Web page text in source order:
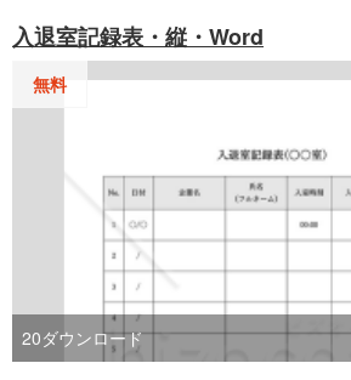
覚的に把握＞ 緊急度を設定することで
の優先順位を視覚的に確認でき、対
柔軟なカスタマイズ性＞ Excel形式で
ロジェクトやチームのニーズに合わせ
を自由に調整でき、タスクリストとし
入退室記録表・縦・Word
無料
20ダウンロード